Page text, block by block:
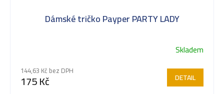
Dámské tričko Payper PARTY LADY
Skladem
144,63 Kč bez DPH
175 Kč DETAIL